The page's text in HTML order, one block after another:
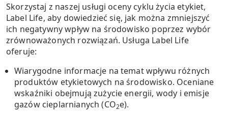
Skorzystaj z naszej usługi oceny cyklu życia etykiet,
Label Life, aby dowiedzieć się, jak można zmniejszyć
ich negatywny wpływ na środowisko poprzez wybór
zrównoważonych rozwiązań. Usługa Label Life
oferuje:
Wiarygodne informacje na temat wpływu różnych
produktów etykietowych na środowisko. Oceniane
wskaźniki obejmują zużycie energii, wody i emisje
gazów cieplarnianych (CO2e).